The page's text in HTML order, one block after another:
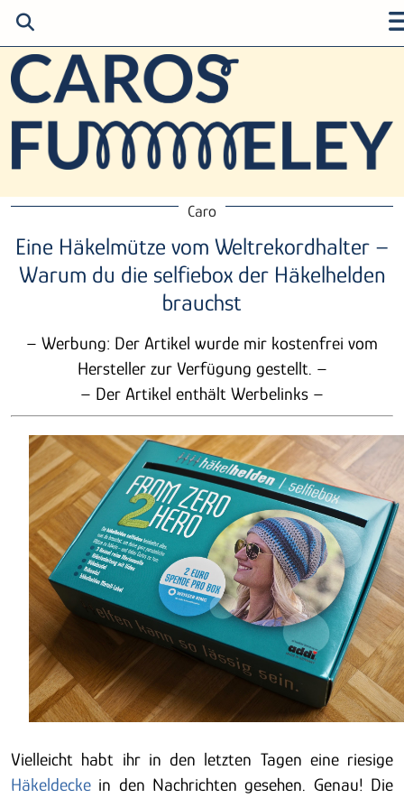
Caro
Eine Häkelmütze vom Weltrekordhalter –
Warum du die selfiebox der Häkelhelden
brauchst
– Werbung: Der Artikel wurde mir kostenfrei vom
Hersteller zur Verfügung gestellt. –
– Der Artikel enthält Werbelinks –
Vielleicht habt ihr in den letzten Tagen eine riesige
Häkeldecke in den Nachrichten gesehen. Genau! Die